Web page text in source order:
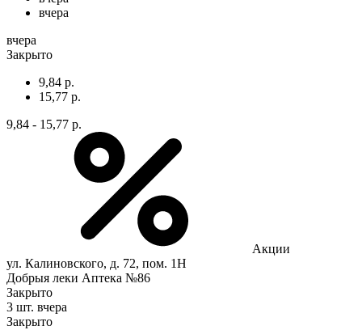
вчера
вчера
Закрыто
9,84 р.
15,77 р.
9,84 - 15,77 р.
Акции
ул. Калиновского, д. 72, пом. 1Н
Добрыя леки Аптека №86
Закрыто
3 шт. вчера
Закрыто